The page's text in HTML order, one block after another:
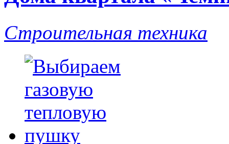
Строительная техника